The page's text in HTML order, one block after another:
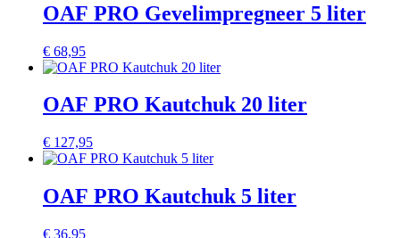
OAF PRO Gevelimpregneer 5 liter
€ 68,95
OAF PRO Kautchuk 20 liter
€ 127,95
OAF PRO Kautchuk 5 liter
€ 36,95